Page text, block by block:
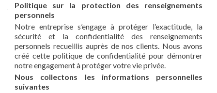
Politique sur la protection des renseignements
personnels
Notre entreprise s’engage à protéger l’exactitude, la
sécurité et la confidentialité des renseignements
personnels recueillis auprès de nos clients. Nous avons
créé cette politique de confidentialité pour démontrer
notre engagement à protéger votre vie privée.
Nous collectons les informations personnelles
suivantes